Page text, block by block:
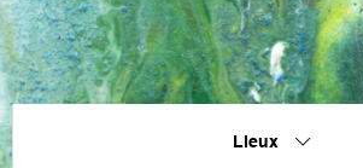
Lieux